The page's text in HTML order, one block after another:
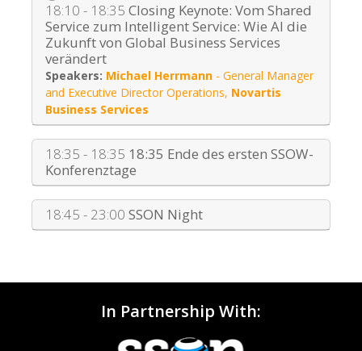
18:10 - 18:35 Closing Keynote: Vom Shared
Service zum Intelligent Service: Wie AI die
Zukunft von Global Business Services
verändert
Michael Herrmann - General Manager
and Executive Director Operations, Novartis
Business Services
18:35 - 18:35 18:35 Ende des ersten SSOW-
Konferenztage
18:45 - 23:00 SSON Night
In Partnership With: